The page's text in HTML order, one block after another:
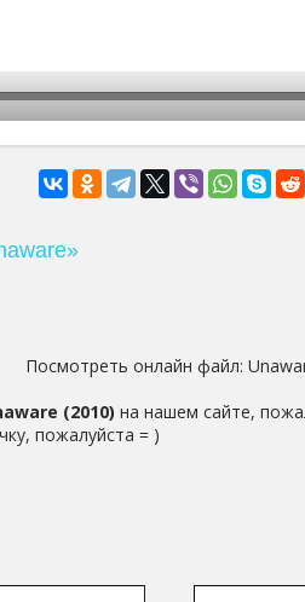
Посмотреть онлайн файл:
(2010) на нашем сайте,
пожалуйста = )